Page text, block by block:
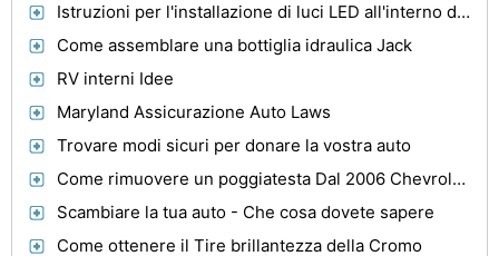
Istruzioni per l'installazione di luci LED all'interno di un auto
Come assemblare una bottiglia idraulica Jack
RV interni Idee
Maryland Assicurazione Auto Laws
Trovare modi sicuri per donare la vostra auto
Come rimuovere un poggiatesta Dal 2006 Chevrolet HD
Scambiare la tua auto - Che cosa dovete sapere
Come ottenere il Tire brillantezza della Cromo